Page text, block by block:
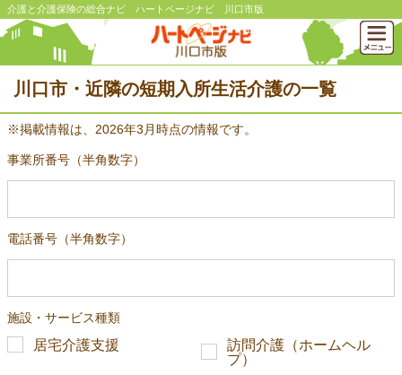
介護と介護保険の総合ナビ ハートページナビ 川口市版
川口市・近隣の短期入所生活介護の一覧
※掲載情報は、2026年3月時点の情報です。
事業所番号（半角数字）
電話番号（半角数字）
施設・サービス種類
居宅介護支援
訪問介護（ホームヘル
プ）